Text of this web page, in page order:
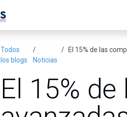
Todos
los blogs
Noticias
El 15% de las compañías más
El 15%